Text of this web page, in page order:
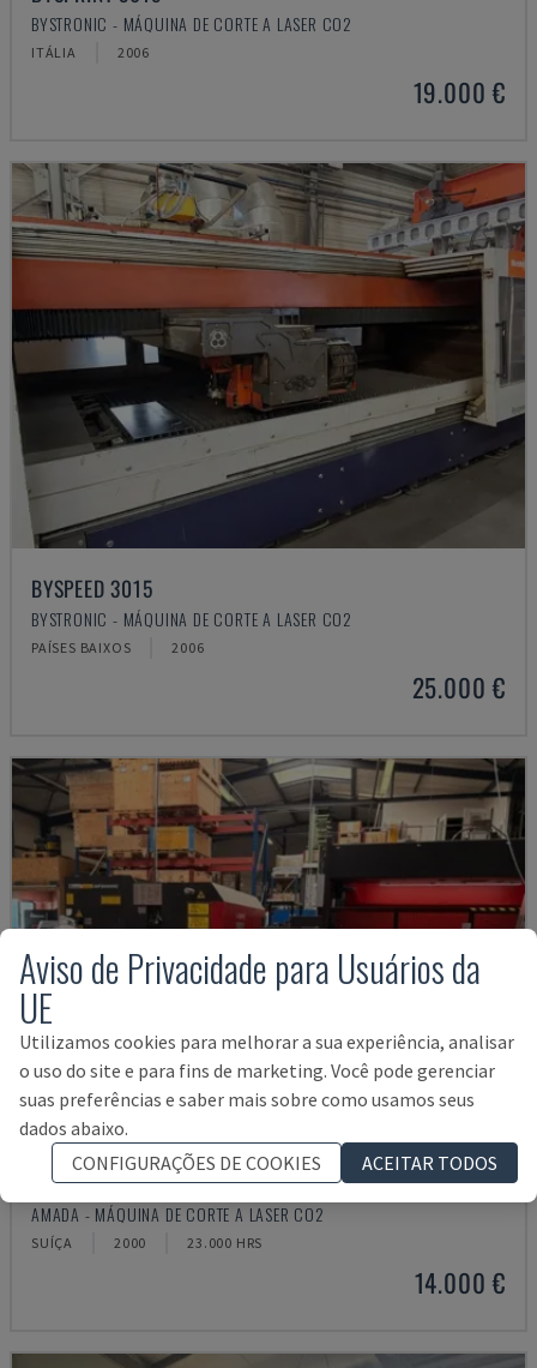
BYSTRONIC - MÁQUINA DE CORTE A LASER CO2
ITÁLIA 2006
19.000 €
BYSPEED 3015
BYSTRONIC - MÁQUINA DE CORTE A LASER CO2
PAÍSES BAIXOS 2006
25.000 €
LC-2415ΑIII
AMADA - MÁQUINA DE CORTE A LASER CO2
SUÍÇA 2000 23.000 HRS
14.000 €
Aviso de Privacidade para Usuários da
UE
Utilizamos cookies para melhorar a sua experiência, analisar
o uso do site e para fins de marketing. Você pode gerenciar
suas preferências e saber mais sobre como usamos seus
dados abaixo.
CONFIGURAÇÕES DE COOKIES
ACEITAR TODOS